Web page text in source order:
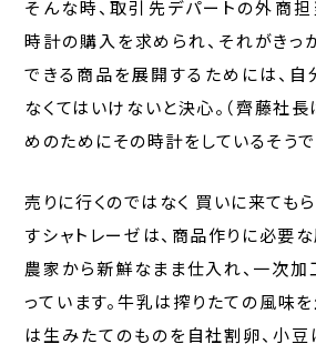
そんな時、取引先デパートの外商
時計の購入を求められ、それがき
できる商品を展開するためには、
なくてはいけないと決心。（齊藤社
めのためにその時計をしているそうで
売りに行くのではなく 買いに来ても
すシャトレーゼは、商品作りに必要
農家から新鮮なまま仕入れ、一次
っています。牛乳は搾りたての風味
は生みたてのものを自社割卵、小